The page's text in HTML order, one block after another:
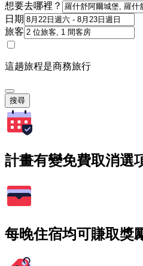
想要去哪裡？
日期
旅客
這趟旅程是商務旅行
搜尋
計畫有變免費取消選
每晚住宿均可賺取獎